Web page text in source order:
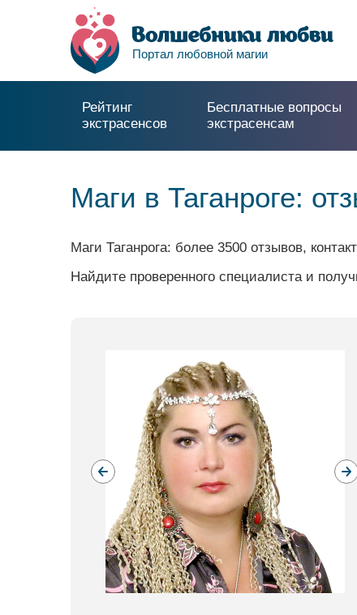
Портал любовной магии
Рейтинг
экстрасенсов
Бесплатные вопросы
экстрасенсам
Маги в Таганроге:
Маги Таганрога: более 3500 отзывов,
Найдите проверенного специалиста и